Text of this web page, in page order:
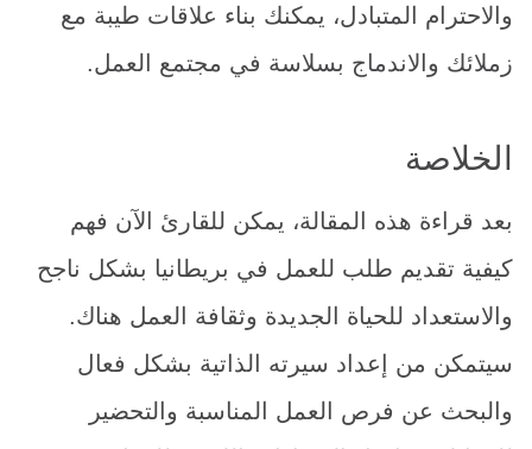
والاحترام المتبادل، يمكنك بناء علاقات طيبة مع
زملائك والاندماج بسلاسة في مجتمع العمل.
الخلاصة
بعد قراءة هذه المقالة، يمكن للقارئ الآن فهم
كيفية تقديم طلب للعمل في بريطانيا بشكل ناجح
والاستعداد للحياة الجديدة وثقافة العمل هناك.
سيتمكن من إعداد سيرته الذاتية بشكل فعال
والبحث عن فرص العمل المناسبة والتحضير